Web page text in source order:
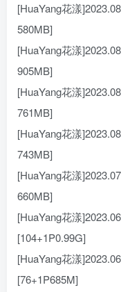
[HuaYang花漾
580MB]
[HuaYang花漾
905MB]
[HuaYang花漾
761MB]
[HuaYang花漾
743MB]
[HuaYang花漾
660MB]
[HuaYang花漾
[104+1P0.99G]
[HuaYang花漾
[76+1P685M]